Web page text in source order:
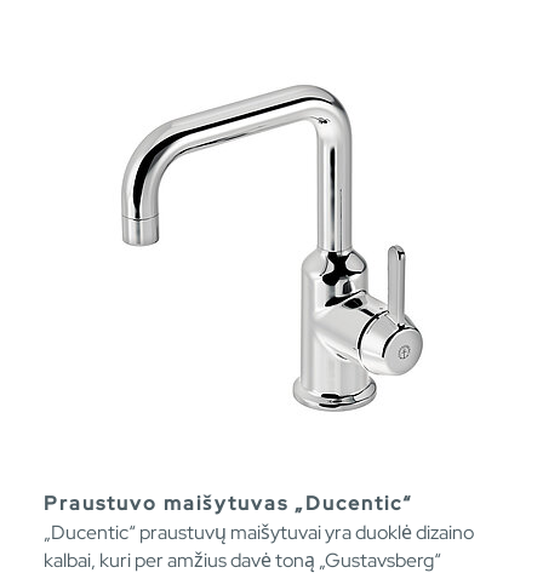
Praustuvo maišytuvas „Ducentic“
„Ducentic“ praustuvų maišytuvai yra duoklė dizaino
kalbai, kuri per amžius davė toną „Gustavsberg“